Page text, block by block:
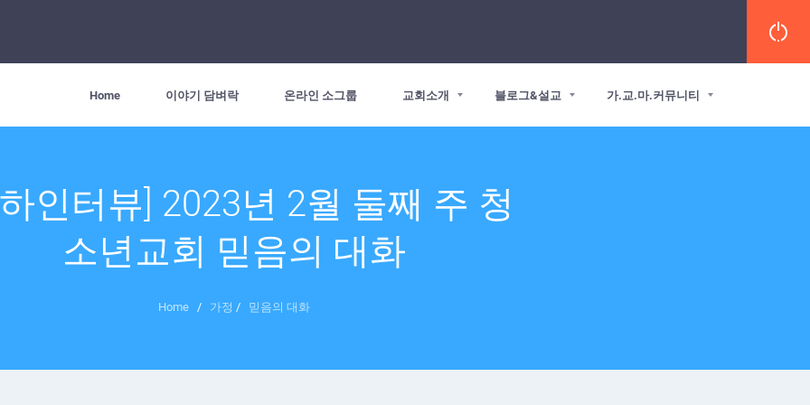
Home 이야기 담벼락 온라인 소그룹 교회소개 블로그&설교 가.교.마.커뮤니티
하인터뷰] 2023년 2월 둘째 주 청
소년교회 믿음의 대화
Home / 가정 / 믿음의 대화